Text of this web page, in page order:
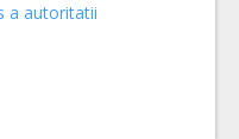
a autoritatii